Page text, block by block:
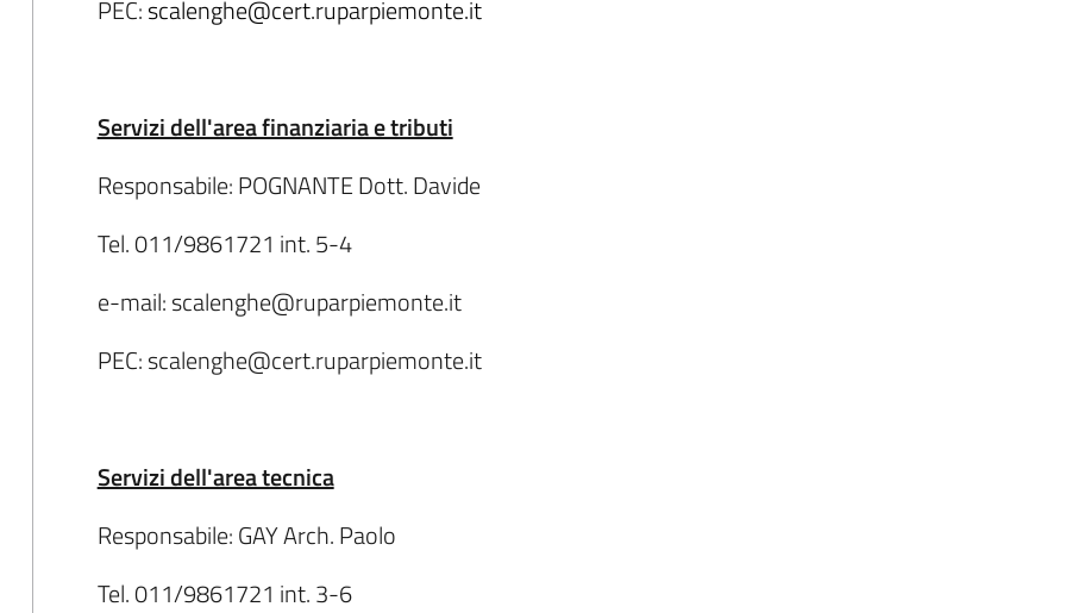
PEC:scalenghe@cert.ruparpiemonte.it
Servizi dell'area finanziaria e tributi
Responsabile: POGNANTE Dott. Davide
Tel. 011/9861721 int. 5-4
e-mail: scalenghe@ruparpiemonte.it
PEC: scalenghe@cert.ruparpiemonte.it
Servizi dell'area tecnica
Responsabile: GAY Arch. Paolo
Tel. 011/9861721 int. 3-6